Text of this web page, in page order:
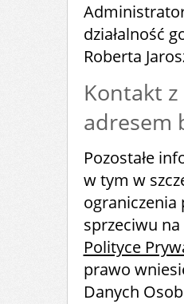
działalność
Roberta
Kontakt
adresem
Pozostałe
w tym w
ograniczenia
sprzeciwu
Polityce
prawo
Danych